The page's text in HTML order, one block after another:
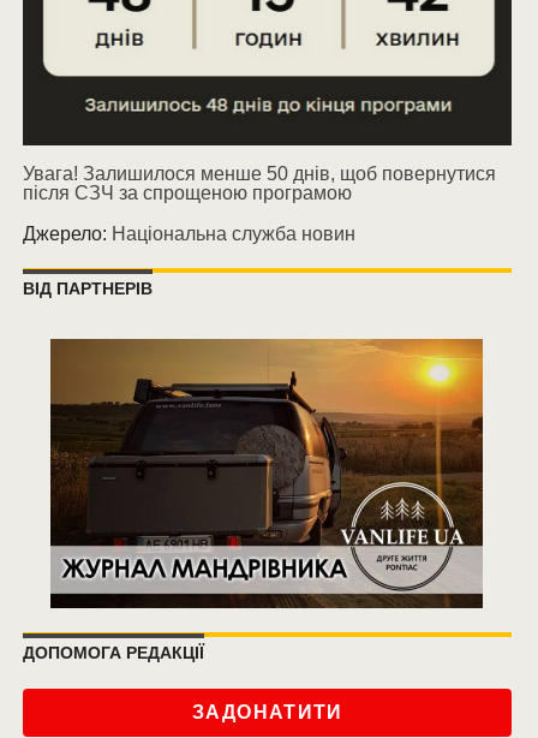
Увага! Залишилося менше 50 днів, щоб повернутися
після СЗЧ за спрощеною програмою
Джерело: Національна служба новин
ВІД ПАРТНЕРІВ
ДОПОМОГА РЕДАКЦІЇ
ЗАДОНАТИТИ